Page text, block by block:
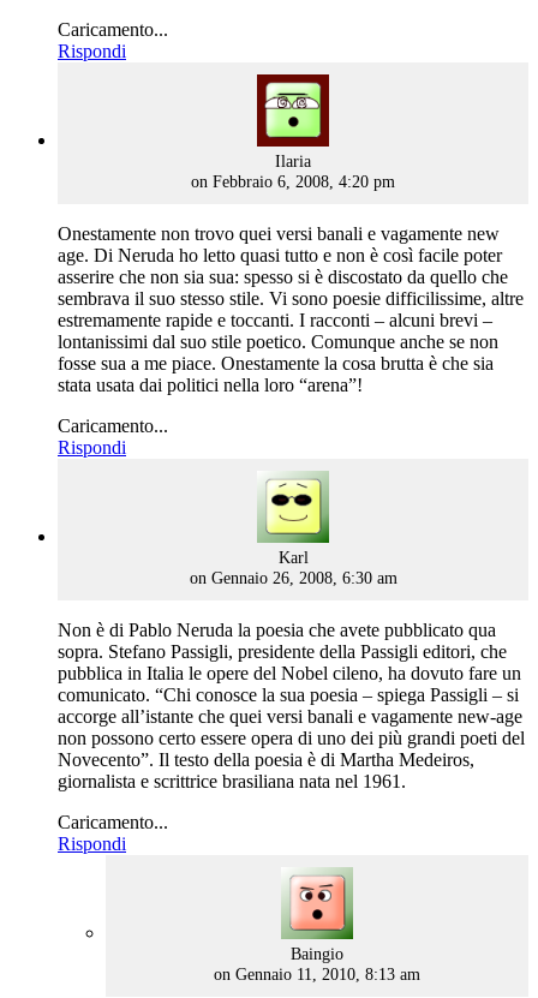
Caricamento...
Rispondi
Ilariasays:
on Febbraio 6, 2008, 4:20 pm
Onestamente non trovo quei versi banali e vagamente new
age. Di Neruda ho letto quasi tutto e non è così facile poter
asserire che non sia sua: spesso si è discostato da quello che
sembrava il suo stesso stile. Vi sono poesie difficilissime, altre
estremamente rapide e toccanti. I racconti – alcuni brevi –
lontanissimi dal suo stile poetico. Comunque anche se non
fosse sua a me piace. Onestamente la cosa brutta è che sia
stata usata dai politici nella loro “arena”!
Caricamento...
Rispondi
Karlsays:
on Gennaio 26, 2008, 6:30 am
Non è di Pablo Neruda la poesia che avete pubblicato qua
sopra. Stefano Passigli, presidente della Passigli editori, che
pubblica in Italia le opere del Nobel cileno, ha dovuto fare un
comunicato. “Chi conosce la sua poesia – spiega Passigli – si
accorge all’istante che quei versi banali e vagamente new-age
non possono certo essere opera di uno dei più grandi poeti del
Novecento”. Il testo della poesia è di Martha Medeiros,
giornalista e scrittrice brasiliana nata nel 1961.
Caricamento...
Rispondi
Baingiosays:
on Gennaio 11, 2010, 8:13 am